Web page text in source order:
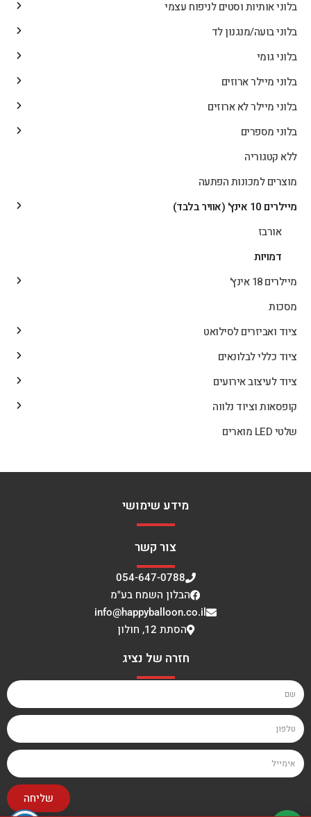
בלוני אותיות וסטים לניפוח עצמי
בלוני בועה/מנגנון לד
בלוני גומי
בלוני מיילר ארוזים
בלוני מיילר לא ארוזים
בלוני מספרים
ללא קטגוריה
מוצרים למכונות הפתעה
מיילרים 10 אינץ' (אוויר בלבד)
אורבז
דמויות
מיילרים 18 אינץ'
מסכות
ציוד ואביזרים לסילואט
ציוד כללי לבלונאים
ציוד לעיצוב אירועים
קופסאות וציוד נלווה
שלטי LED מוארים
מידע שימושי
צור קשר
054-647-0788
הבלון השמח בע"מ
info@happyballoon.co.il
הסתת 12, חולון
חזרה של נציג
שליחה